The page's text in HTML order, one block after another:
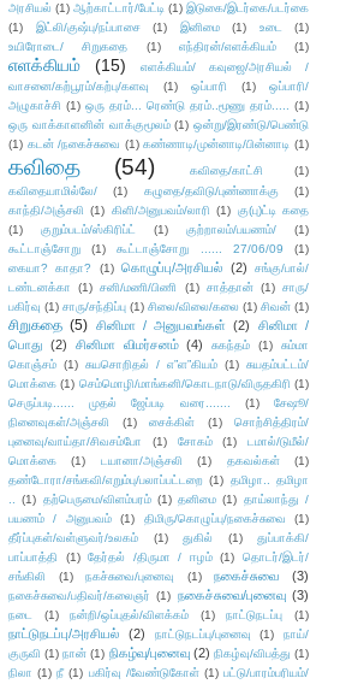
அரசியல் (1) ஆற்காட்டார்/பேட்டி (1) இடுகை/இடர்கை/படர்கை
(1)
இட்லி/குஷ்பு/நப்பாசை (1) இனிமை (1) உடை
(1)
உயிரோடை/ சிறுகதை
(1) எந்திரன்/எளக்கியம் (1)
எளக்கியம் (15)
எளக்கியம்/ கவுஜை/அரசியல் /
வாசனை/கற்பூரம்/கற்பு/களவு
(1) ஒப்பாரி (1)
ஒப்பாரி/
அழுகாச்சி (1) ஒரு தரம்... ரெண்டு தரம்..மூணு தரம்..... (1)
ஒரு வாக்காளனின் வாக்குமூலம் (1) ஒன்று/இரண்டு/பெண்டு
(1) கடன் /நகைச்சுவை (1) கண்ணாடி/முன்னாடி/பின்னாடி (1)
கவிதை (54) கவிதை/காட்சி
(1)
கவிதையாமில்லே/
(1) கழுதை/தவிடு/புண்ணாக்கு
(1)
காந்தி/அஞ்சலி (1) கிளி/அனுபவம்/லாரி (1) கு(பு)ட்டி கதை
(1)
குறும்படம்/ஸ்கிரிப்ட் (1) குற்றாலம்/பயணம்/
(1)
கூட்டாஞ்சோறு
(1) கூட்டாஞ்சோறு ...... 27/06/09
(1)
கையா? காதா?
(1) கொழுப்பு/அரசியல் (2)
சங்கு/பால்/
டண்டனக்கா
(1) சனி/மணி/பிணி (1) சாத்தான் (1) சாரு/
பகிர்வு (1) சாரு/சந்திப்பு (1) சிலை/விலை/கலை (1) சிவன் (1)
சிறுகதை (5) சினிமா / அனுபவங்கள் (2)
சினிமா /
பொது (2) சினிமா விமர்சனம் (4) சுகந்தம் (1)
சும்மா
கொஞ்சம் (1) சுயசொறிதல் / எ”ள”கியம் (1) சுயதம்பட்டம்/
மொக்கை (1) செம்மொழி/மாங்கனி/கொடநாடு/விருதகிரி (1)
செருப்படி...... முதல் ஜேப்படி வரை.......
(1)
சேஷூ/
நினைவுகள்/அஞ்சலி
(1) சைக்கிள் (1)
சொற்சித்திரம்/
புனைவு/வாய்தா/சிவசம்போ
(1) சோகம் (1)
டமால்/டுமீல்/
மொக்கை
(1) டயானா/அஞ்சலி (1) தகவல்கள்
(1)
தண்டோரா/சங்கவி/எறும்பு/பலாப்பட்டறை (1) தமிழா.. தமிழா
.. (1) தற்பெருமை/விளம்பரம் (1) தனிமை (1) தாய்லாந்து /
பயணம் / அனுபவம்
(1) திமிரு/கொழுப்பு/நகைச்சுவை
(1)
தீர்ப்புகள்/வள்ளுவர்/உலகம்
(1) துகில் (1)
துப்பாக்கி/
பாப்பாத்தி
(1) தேர்தல் /திருமா / ஈழம் (1)
தொடர்/இடர்/
சங்கிலி
(1) நகச்சுவை/புனைவு (1) நகைச்சுவை (3)
நகைச்சுவை/பதிவர்/கலைஞர் (1) நகைச்சுவை/புனைவு (3)
நடை (1) நன்றி/ஒப்புதல்/விளக்கம் (1) நாட்டுநடப்பு (1)
நாட்டுநடப்பு/அரசியல் (2) நாட்டுநடப்பு/புனைவு (1)
நாய்/
குருவி (1) நான் (1) நிகழ்வு/புனைவு (2) நிகழ்வு/விபத்து (1)
நிலா (1) நீ (1) பகிர்வு /வேண்டுகோள் (1) பட்டு/பாரம்பரியம்/